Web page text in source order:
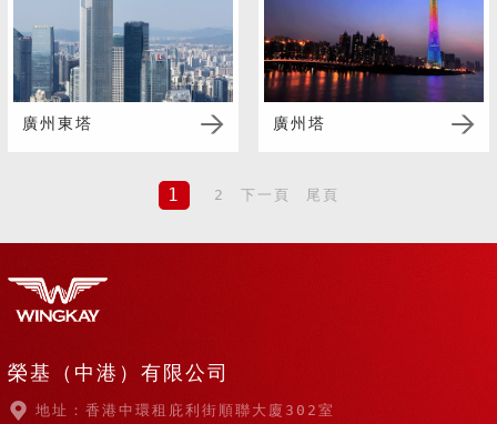
廣州東塔 廣州塔
1 2 下一頁 尾頁
榮基（中港）有限公司
地址：香港中環租庇利街順聯大廈302室